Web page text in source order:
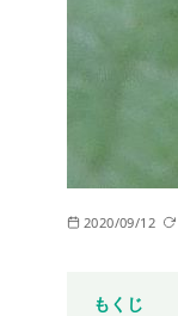
2020/09/12
もくじ